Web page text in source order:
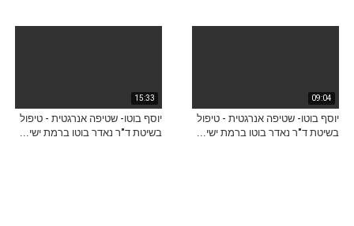
09:04
יוסף בוטו- שטיפה אנרגטית - טיפול
בשיטת ד"ר נאדר בוטו ברמת ישי...
15:33
יוסף בוטו- שטיפה אנרגטית - טיפול
בשיטת ד"ר נאדר בוטו ברמת ישי...